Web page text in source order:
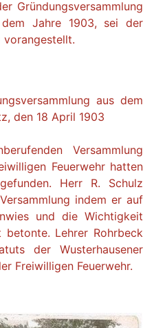
Gründungsversammlung
Jahre 1903, sei der
vorangestellt.
aus dem
den 18 April 1903
Versammlung
Feuerwehr hatten
Herr R. Schulz
indem er auf
und die Wichtigkeit
Lehrer Rohrbeck
der Wusterhausener
Freiwilligen Feuerwehr.